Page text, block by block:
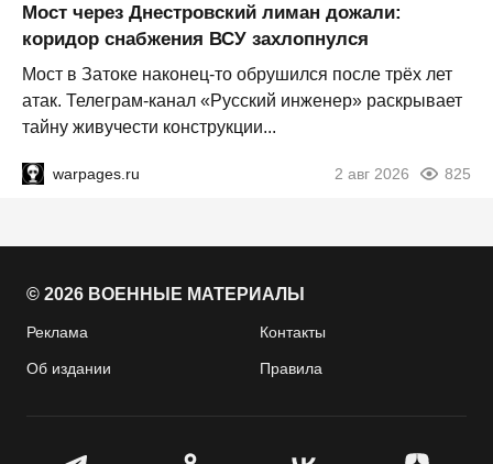
Мост через Днестровский лиман дожали:
коридор снабжения ВСУ захлопнулся
Мост в Затоке наконец-то обрушился после трёх лет
атак. Телеграм-канал «Русский инженер» раскрывает
тайну живучести конструкции...
warpages.ru 2 авг 2026 825
© 2026 ВОЕННЫЕ МАТЕРИАЛЫ
Реклама Контакты
Об издании Правила